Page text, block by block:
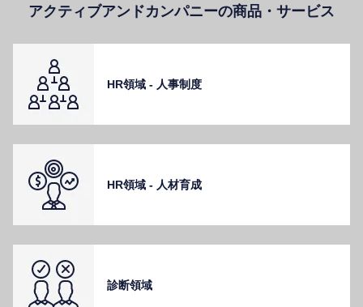
アクティブアンドカンパニーの商品・サービス
HR領域 - ⼈事制度
HR領域 - ⼈材育成
診断領域